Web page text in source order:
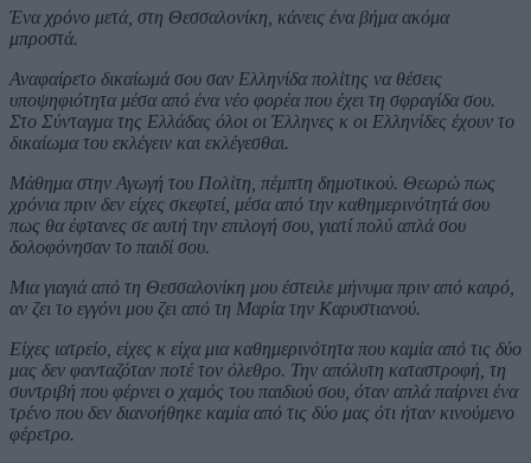
Ένα χρόνο μετά, στη Θεσσαλονίκη, κάνεις ένα βήμα ακόμα
μπροστά.
Αναφαίρετο δικαίωμά σου σαν Ελληνίδα πολίτης να θέσεις
υποψηφιότητα μέσα από ένα νέο φορέα που έχει τη σφραγίδα σου.
Στο Σύνταγμα της Ελλάδας όλοι οι Έλληνες κ οι Ελληνίδες έχουν το
δικαίωμα του εκλέγειν και εκλέγεσθαι.
Μάθημα στην Αγωγή του Πολίτη, πέμπτη δημοτικού. Θεωρώ πως
χρόνια πριν δεν είχες σκεφτεί, μέσα από την καθημερινότητά σου
πως θα έφτανες σε αυτή την επιλογή σου, γιατί πολύ απλά σου
δολοφόνησαν το παιδί σου.
Μια γιαγιά από τη Θεσσαλονίκη μου έστειλε μήνυμα πριν από καιρό,
αν ζει το εγγόνι μου ζει από τη Μαρία την Καρυστιανού.
Είχες ιατρείο, είχες κ είχα μια καθημερινότητα που καμία από τις δύο
μας δεν φανταζόταν ποτέ τον όλεθρο. Την απόλυτη καταστροφή, τη
συντριβή που φέρνει ο χαμός του παιδιού σου, όταν απλά παίρνει ένα
τρένο που δεν διανοήθηκε καμία από τις δύο μας ότι ήταν κινούμενο
φέρετρο.